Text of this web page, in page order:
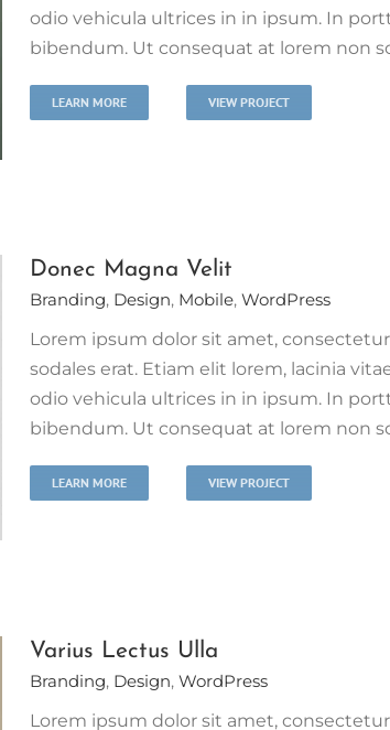
odio vehicula ultrices in in ipsum. In
bibendum. Ut consequat at lorem non
LEARN MORE VIEW PROJECT
Donec Magna Velit
Branding, Design, Mobile, WordPress
Lorem ipsum dolor sit amet,
sodales erat. Etiam elit lorem, lacinia
odio vehicula ultrices in in ipsum. In
bibendum. Ut consequat at lorem non
LEARN MORE VIEW PROJECT
Varius Lectus Ulla
Branding, Design, WordPress
Lorem ipsum dolor sit amet,